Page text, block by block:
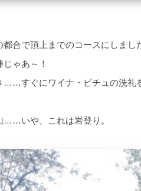
合で頂上までのコースにしまし
ゃあ～！
……すぐにワイナ・ピチュの洗礼
……いや、これは岩登り。